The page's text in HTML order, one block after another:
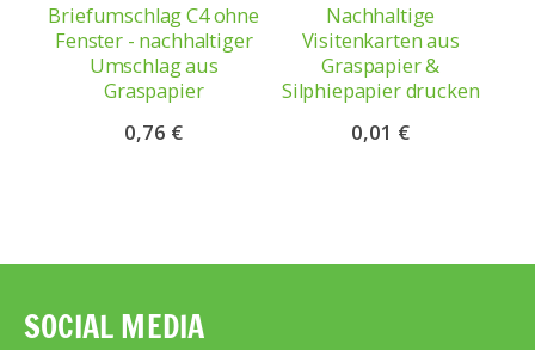
Briefumschlag C4 ohne
Fenster - nachhaltiger
Umschlag aus
Graspapier
0,76 €
Nachhaltige
Visitenkarten aus
Graspapier &
Silphiepapier drucken
0,01 €
SOCIAL MEDIA